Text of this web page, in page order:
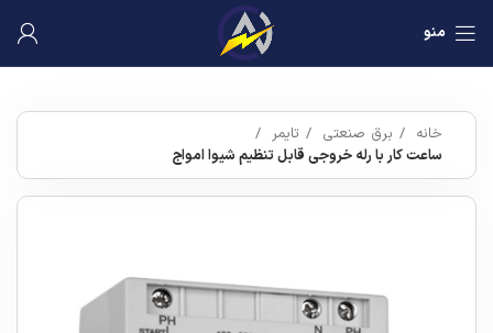
منو
خانه برق صنعتی
تایمر
ساعت کار با رله خروجی قابل تنظیم شیوا امواج